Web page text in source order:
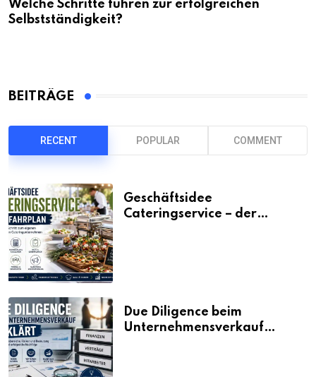
Welche Schritte führen zur erfolgreichen
Selbstständigkeit?
BEITRÄGE
RECENT POPULAR COMMENT
Geschäftsidee
Cateringservice – der
Due Diligence beim
Unternehmensverkauf